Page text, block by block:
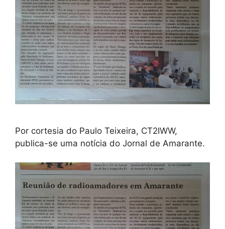
Por cortesia do Paulo Teixeira, CT2IWW,
publica-se uma notícia do Jornal de Amarante.